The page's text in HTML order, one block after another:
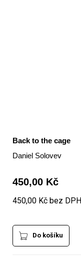
Back to the cage
Daniel Solovev
450,00 Kč
450,00 Kč bez DPH
Do košíku